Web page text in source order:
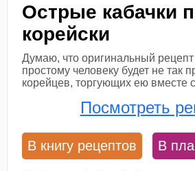
Острые кабачки
корейски
Думаю, что оригинальный рецепт
простому человеку будет не так
корейцев, торгующих ею вместе
Посмотреть
В книгу рецептов В